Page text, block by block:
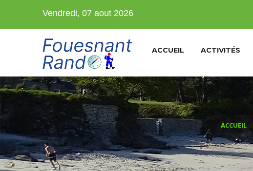
Vendredi, 07 aout 2026
ACCUEIL ACTIVITÉS
ACCUEIL